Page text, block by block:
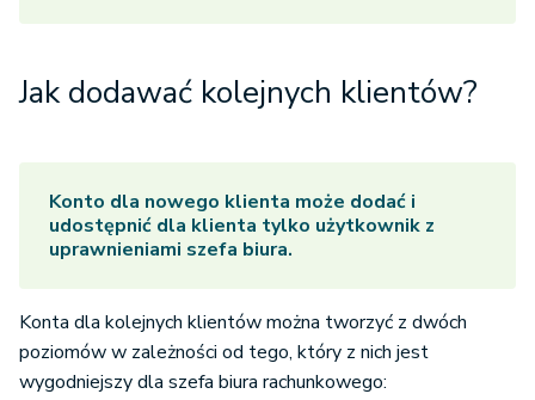
Jak dodawać kolejnych klientów?
Konto dla nowego klienta może dodać i
udostępnić dla klienta tylko użytkownik z
uprawnieniami szefa biura.
Konta dla kolejnych klientów można tworzyć z dwóch
poziomów w zależności od tego, który z nich jest
wygodniejszy dla szefa biura rachunkowego: